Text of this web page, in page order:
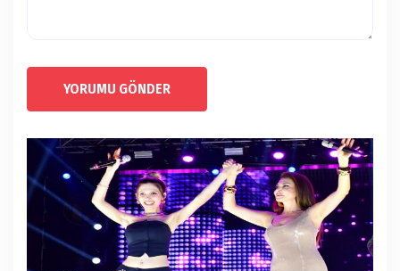
YORUMU GÖNDER